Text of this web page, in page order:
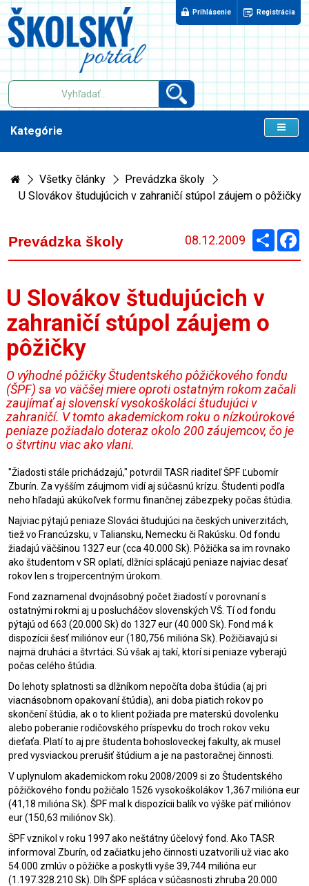
Prihlásenie Registrácia
Kategórie
Všetky články
Prevádzka školy
U Slovákov študujúcich v zahraničí stúpol záujem o pôžičky
Prevádzka školy 08.12.2009 Zdieľaj
U Slovákov študujúcich v
zahraničí stúpol záujem o
pôžičky
O výhodné pôžičky Študentského pôžičkového fondu
(ŠPF) sa vo väčšej miere oproti ostatným rokom začali
zaujímať aj slovenskí vysokoškoláci študujúci v
zahraničí. V tomto akademickom roku o nízkoúrokové
peniaze požiadalo doteraz okolo 200 záujemcov, čo je
o štvrtinu viac ako vlani.
"Žiadosti stále prichádzajú," potvrdil TASR riaditeľ ŠPF Ľubomír
Zburín. Za vyšším záujmom vidí aj súčasnú krízu. Študenti podľa
neho hľadajú akúkoľvek formu finančnej zábezpeky počas štúdia.
Najviac pýtajú peniaze Slováci študujúci na českých univerzitách,
tiež vo Francúzsku, v Taliansku, Nemecku či Rakúsku. Od fondu
žiadajú väčšinou 1327 eur (cca 40.000 Sk). Pôžička sa im rovnako
ako študentom v SR oplatí, dlžníci splácajú peniaze najviac desať
rokov len s trojpercentným úrokom.
Fond zaznamenal dvojnásobný počet žiadostí v porovnaní s
ostatnými rokmi aj u poslucháčov slovenských VŠ. Tí od fondu
pýtajú od 663 (20.000 Sk) do 1327 eur (40.000 Sk). Fond má k
dispozícii šesť miliónov eur (180,756 milióna Sk). Požičiavajú si
najmä druháci a štvrtáci. Sú však aj takí, ktorí si peniaze vyberajú
počas celého štúdia.
Do lehoty splatnosti sa dlžníkom nepočíta doba štúdia (aj pri
viacnásobnom opakovaní štúdia), ani doba piatich rokov po
skončení štúdia, ak o to klient požiada pre materskú dovolenku
alebo poberanie rodičovského príspevku do troch rokov veku
dieťaťa. Platí to aj pre študenta bohosloveckej fakulty, ak musel
pred vysviackou prerušiť štúdium a je na pastoračnej činnosti.
V uplynulom akademickom roku 2008/2009 si zo Študentského
pôžičkového fondu požičalo 1526 vysokoškolákov 1,367 milióna eur
(41,18 milióna Sk). ŠPF mal k dispozícii balík vo výške päť miliónov
eur (150,63 miliónov Sk).
ŠPF vznikol v roku 1997 ako neštátny účelový fond. Ako TASR
informoval Zburín, od začiatku jeho činnosti uzatvorili už viac ako
54.000 zmlúv o pôžičke a poskytli vyše 39,744 milióna eur
(1.197.328.210 Sk). Dlh ŠPF spláca v súčasnosti zhruba 20.000